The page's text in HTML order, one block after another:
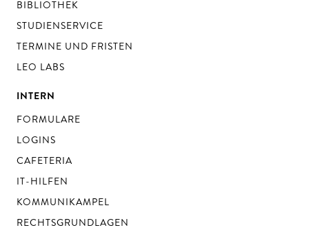
BIBLIOTHEK
STUDIENSERVICE
TERMINE UND FRISTEN
LEO LABS
INTERN
FORMULARE
LOGINS
CAFETERIA
IT-HILFEN
KOMMUNIKAMPEL
RECHTSGRUNDLAGEN